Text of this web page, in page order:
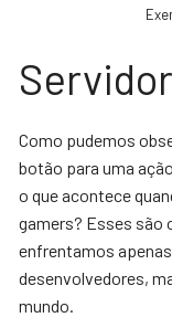
Como pudemos
botão para uma
o que acontece
gamers? Esses são
enfrentamos
desenvolvedores,
mundo.